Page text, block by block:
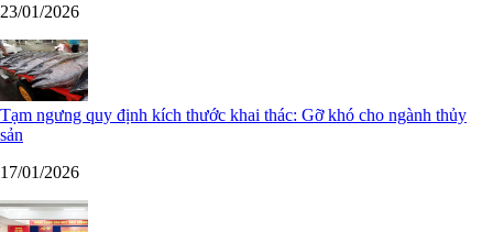
23/01/2026
Tạm ngưng quy định kích thước khai thác: Gỡ khó cho ngành thủy
sản
17/01/2026